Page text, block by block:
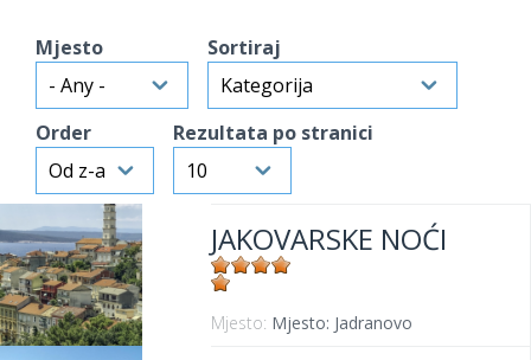
Mjesto Sortiraj
Order Rezultata po stranici
JAKOVARSKE NOĆI
Mjesto: Mjesto: Jadranovo